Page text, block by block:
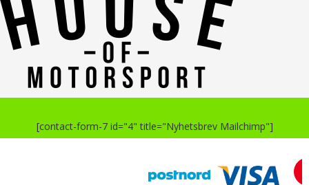
[contact-form-7 id="4" title="Nyhetsbrev Mailchimp"]